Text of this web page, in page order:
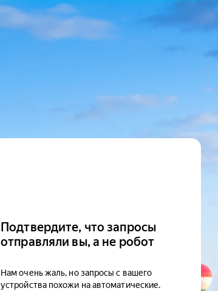
Подтвердите, что запросы
отправляли вы, а не робот
Нам очень жаль, но запросы с вашего
устройства похожи на автоматические.